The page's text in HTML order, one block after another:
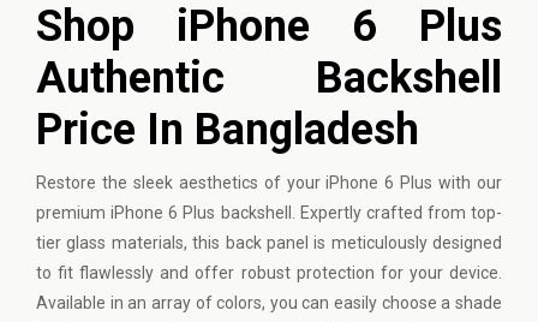
Shop iPhone 6 Plus
Authentic Backshell
Price In Bangladesh
Restore the sleek aesthetics of youriPhone 6 Plus with our
premium iPhone 6 Plus backshell. Expertly crafted from top-
tier glass materials, this back panel is meticulously designed
to fit flawlessly and offer robust protection for your device.
Available in an array of colors, you can easily choose a shade